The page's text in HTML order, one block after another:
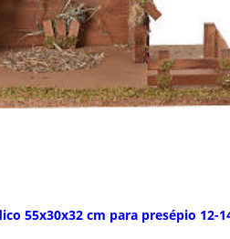
55x30x32 cm para presépio 12-